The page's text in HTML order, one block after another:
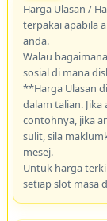
Harga Ulasan /
terpakai apabila
anda.
Walau
sosial di mana
**Harga Ulasan
dalam talian.
contohnya, jika
sulit, sila
mesej.
Untuk harga
setiap slot masa